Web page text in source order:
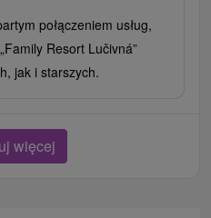
połączeniem usług,
Resort Lučivná”
jak i starszych.
więcej